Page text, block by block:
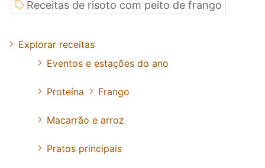
Receitas de risoto com peito de frango
Explorar receitas
Eventos e estações do ano
Proteína Frango
Macarrão e arroz
Pratos principais